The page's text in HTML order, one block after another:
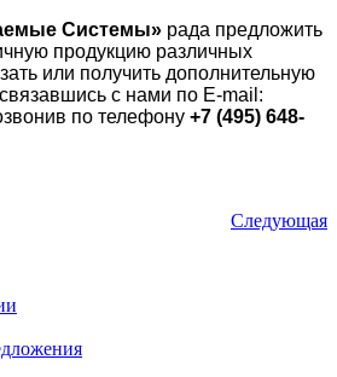
Cистемы» рада предложить
продукцию различных
или получить дополнительную
с нами по E-mail:
по телефону +7 (495) 648-
Следующая